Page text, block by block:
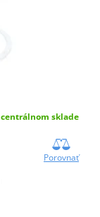
sklade
Porovnať